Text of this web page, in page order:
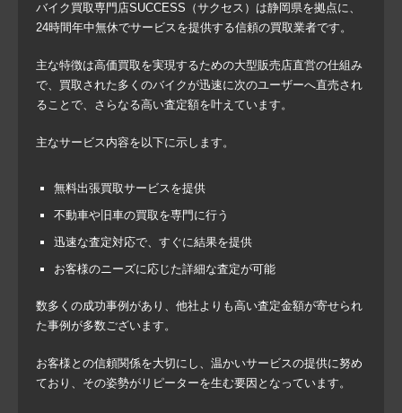
バイク買取専門店SUCCESS（サクセス）は静岡県を拠点に、
24時間年中無休でサービスを提供する信頼の買取業者です。
主な特徴は高価買取を実現するための大型販売店直営の仕組み
で、買取された多くのバイクが迅速に次のユーザーへ直売され
ることで、さらなる高い査定額を叶えています。
主なサービス内容を以下に示します。
無料出張買取サービスを提供
不動車や旧車の買取を専門に行う
迅速な査定対応で、すぐに結果を提供
お客様のニーズに応じた詳細な査定が可能
数多くの成功事例があり、他社よりも高い査定金額が寄せられ
た事例が多数ございます。
お客様との信頼関係を大切にし、温かいサービスの提供に努め
ており、その姿勢がリピーターを生む要因となっています。